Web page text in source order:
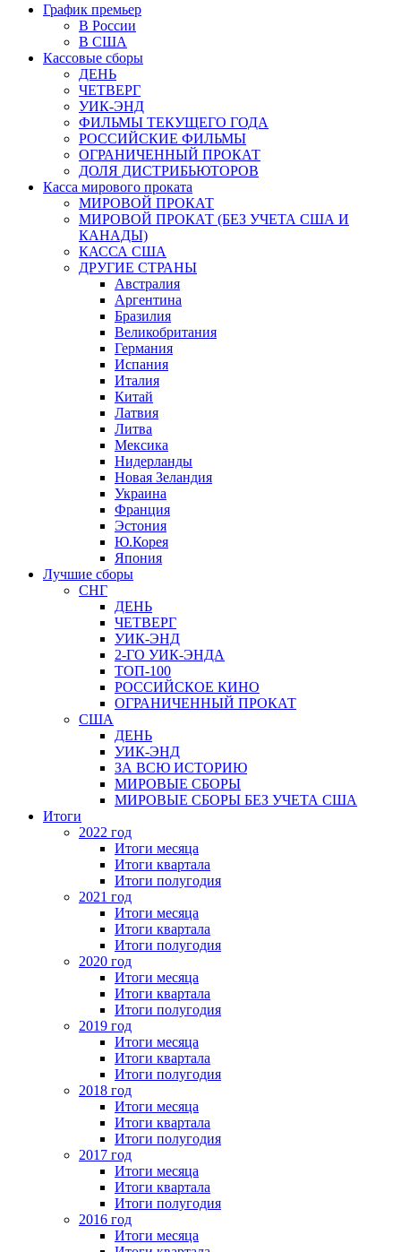
График премьер
В России
В США
Кассовые сборы
ДЕНЬ
ЧЕТВЕРГ
УИК-ЭНД
ФИЛЬМЫ ТЕКУЩЕГО ГОДА
РОССИЙСКИЕ ФИЛЬМЫ
ОГРАНИЧЕННЫЙ ПРОКАТ
ДОЛЯ ДИСТРИБЬЮТОРОВ
Касса мирового проката
МИРОВОЙ ПРОКАТ
МИРОВОЙ ПРОКАТ (БЕЗ УЧЕТА США И
КАНАДЫ)
КАССА США
ДРУГИЕ СТРАНЫ
Австралия
Аргентина
Бразилия
Великобритания
Германия
Испания
Италия
Китай
Латвия
Литва
Мексика
Нидерланды
Новая Зеландия
Украина
Франция
Эстония
Ю.Корея
Япония
Лучшие сборы
СНГ
ДЕНЬ
ЧЕТВЕРГ
УИК-ЭНД
2-ГО УИК-ЭНДА
ТОП-100
РОССИЙСКОЕ КИНО
ОГРАНИЧЕННЫЙ ПРОКАТ
США
ДЕНЬ
УИК-ЭНД
ЗА ВСЮ ИСТОРИЮ
МИРОВЫЕ СБОРЫ
МИРОВЫЕ СБОРЫ БЕЗ УЧЕТА США
Итоги
2022 год
Итоги месяца
Итоги квартала
Итоги полугодия
2021 год
Итоги месяца
Итоги квартала
Итоги полугодия
2020 год
Итоги месяца
Итоги квартала
Итоги полугодия
2019 год
Итоги месяца
Итоги квартала
Итоги полугодия
2018 год
Итоги месяца
Итоги квартала
Итоги полугодия
2017 год
Итоги месяца
Итоги квартала
Итоги полугодия
2016 год
Итоги месяца